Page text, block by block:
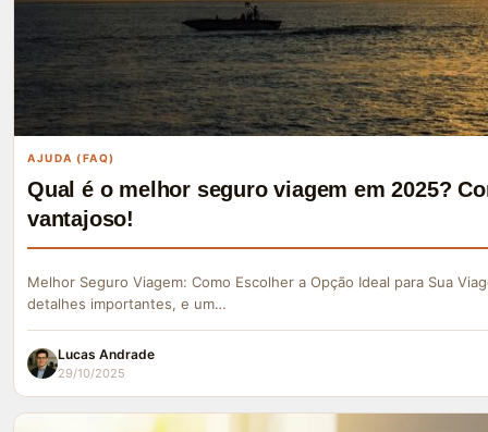
AJUDA (FAQ)
Qual é o melhor seguro viagem em 2025?
vantajoso!
Melhor Seguro Viagem: Como Escolher a Opção Ideal para Sua
detalhes importantes, e um…
Lucas Andrade
29/10/2025